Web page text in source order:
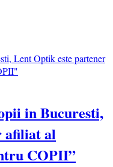
in Bucuresti,
afiliat al
COPII”